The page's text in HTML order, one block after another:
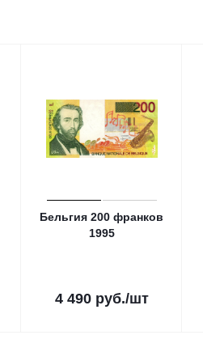
Бельгия 200 франков
1995
4 490руб./шт